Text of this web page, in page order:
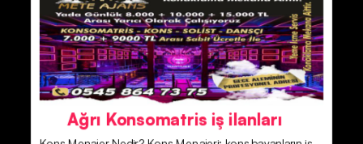
Ağrı Konsomatris iş ilanları